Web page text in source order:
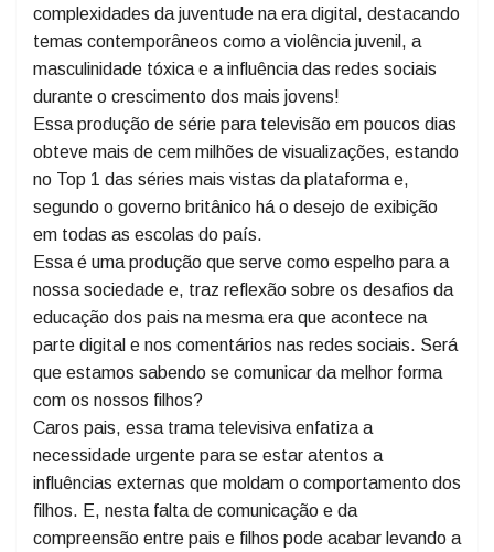
adolescente, como do policial que tem um filho. A
situação enfrentada pela psicóloga foi terrível.
A narrativa dos quatro episódios explora as
complexidades da juventude na era digital, destacando
temas contemporâneos como a violência juvenil, a
masculinidade tóxica e a influência das redes sociais
durante o crescimento dos mais jovens!
Essa produção de série para televisão em poucos dias
obteve mais de cem milhões de visualizações, estando
no Top 1 das séries mais vistas da plataforma e,
segundo o governo britânico há o desejo de exibição
em todas as escolas do país.
Essa é uma produção que serve como espelho para a
nossa sociedade e, traz reflexão sobre os desafios da
educação dos pais na mesma era que acontece na
parte digital e nos comentários nas redes sociais. Será
que estamos sabendo se comunicar da melhor forma
com os nossos filhos?
Caros pais, essa trama televisiva enfatiza a
necessidade urgente para se estar atentos a